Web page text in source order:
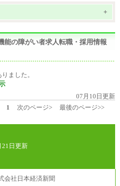
+
能の障がい者求人転職・採用情報
りました。
07月10日更新
1 次のページ> 最後のページ>>
21日更新